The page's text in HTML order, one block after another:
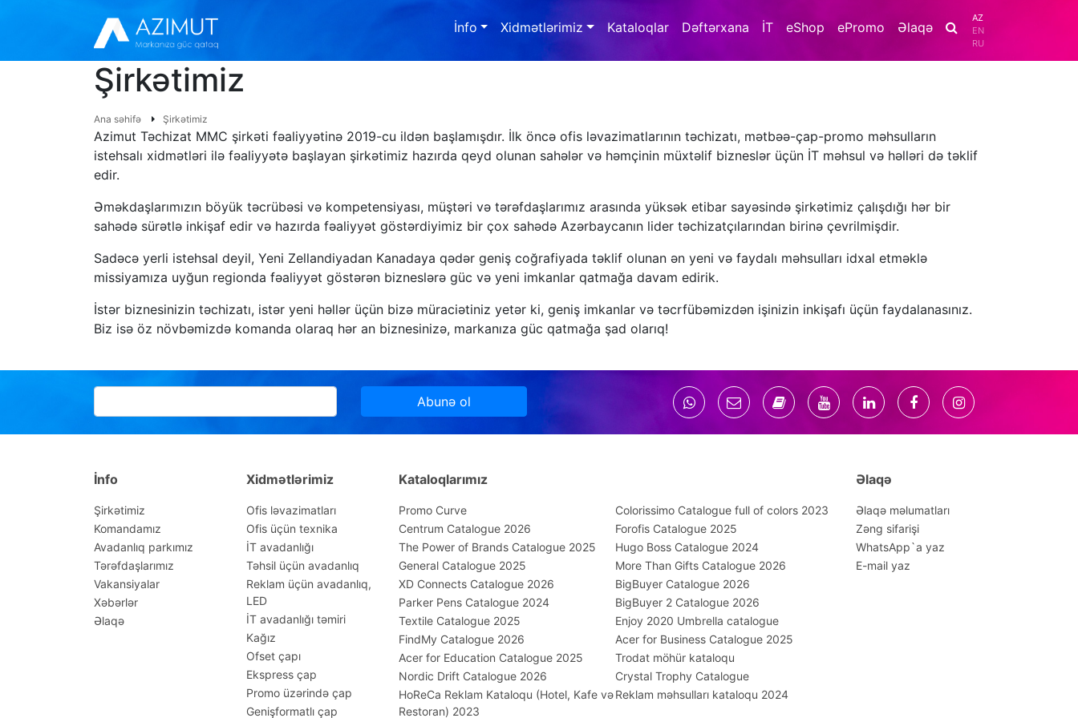
İnfo Xidmətlərimiz Kataloqlar Dəftərxana İT eShop ePromo Əlaqə
AZ
EN
RU
Şirkətimiz
Ana səhifə Şirkətimiz
Azimut Təchizat MMC şirkəti fəaliyyətinə 2019-cu ildən başlamışdır. İlk öncə ofis ləvazimatlarının təchizatı, mətbəə-çap-promo məhsulların
istehsalı xidmətləri ilə fəaliyyətə başlayan şirkətimiz hazırda qeyd olunan sahələr və həmçinin müxtəlif bizneslər üçün İT məhsul və həlləri də təklif
edir.
Əməkdaşlarımızın böyük təcrübəsi və kompetensiyası, müştəri və tərəfdaşlarımız arasında yüksək etibar sayəsində şirkətimiz çalışdığı hər bir
sahədə sürətlə inkişaf edir və hazırda fəaliyyət göstərdiyimiz bir çox sahədə Azərbaycanın lider təchizatçılarından birinə çevrilmişdir.
Sadəcə yerli istehsal deyil, Yeni Zellandiyadan Kanadaya qədər geniş coğrafiyada təklif olunan ən yeni və faydalı məhsulları idxal etməklə
missiyamıza uyğun regionda fəaliyyət göstərən bizneslərə güc və yeni imkanlar qatmağa davam edirik.
İstər biznesinizin təchizatı, istər yeni həllər üçün bizə müraciətiniz yetər ki, geniş imkanlar və təcrfübəmizdən işinizin inkişafı üçün faydalanasınız.
Biz isə öz növbəmizdə komanda olaraq hər an biznesinizə, markanıza güc qatmağa şad olarıq!
Abunə ol
İnfo
Şirkətimiz
Komandamız
Avadanlıq parkımız
Tərəfdaşlarımız
Vakansiyalar
Xəbərlər
Əlaqə
Xidmətlərimiz
Ofis ləvazimatları
Ofis üçün texnika
İT avadanlığı
Təhsil üçün avadanlıq
Reklam üçün avadanlıq,
LED
İT avadanlığı təmiri
Kağız
Ofset çapı
Ekspress çap
Promo üzərində çap
Genişformatlı çap
Kataloqlarımız
Promo Curve
Colorissimo Catalogue full of colors 2023
Centrum Catalogue 2026
Forofis Catalogue 2025
The Power of Brands Catalogue 2025
Hugo Boss Catalogue 2024
General Catalogue 2025
More Than Gifts Catalogue 2026
XD Connects Catalogue 2026
BigBuyer Catalogue 2026
Parker Pens Catalogue 2024
BigBuyer 2 Catalogue 2026
Textile Catalogue 2025
Enjoy 2020 Umbrella catalogue
FindMy Catalogue 2026
Acer for Business Catalogue 2025
Acer for Education Catalogue 2025
Trodat möhür kataloqu
Nordic Drift Catalogue 2026
Crystal Trophy Catalogue
HoReCa Reklam Kataloqu (Hotel, Kafe və
Restoran) 2023
Reklam məhsulları kataloqu 2024
Əlaqə
Əlaqə məlumatları
Zəng sifarişi
WhatsApp`a yaz
E-mail yaz